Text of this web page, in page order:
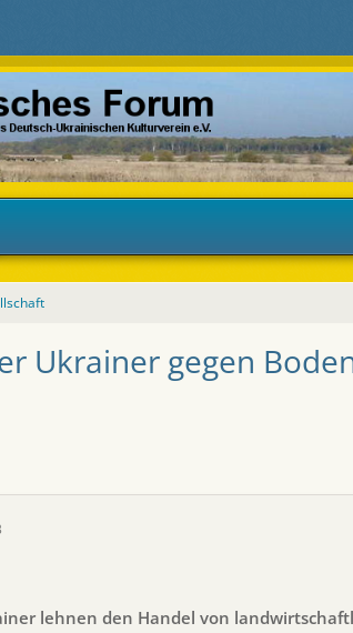
Ukrainer gegen
lehnen den Handel von